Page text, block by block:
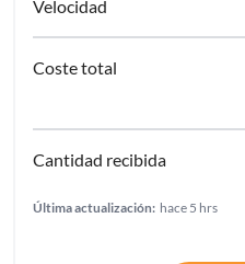
Última actualización: hace 5 hrs